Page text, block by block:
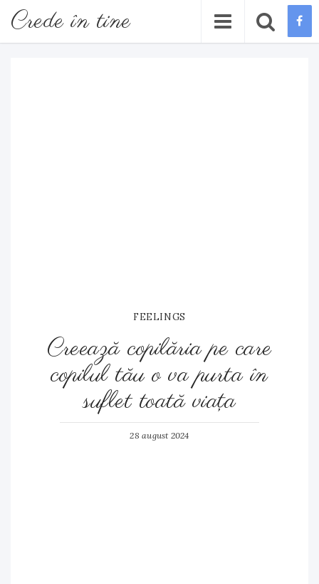
Crede în tine
FEELINGS
Creează copilăria pe care
copilul tău o va purta în
suflet toată viaţa
28 august 2024